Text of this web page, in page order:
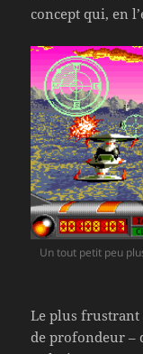
concept qui, en
Un tout petit peu
Le plus frustrant
de profondeur –